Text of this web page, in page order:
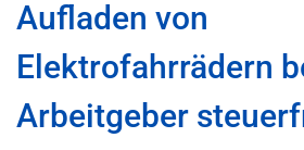
Aufladen von
Elektrofahrrädern
Arbeitgeber